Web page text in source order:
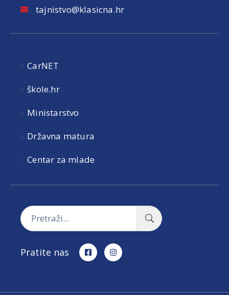
tajnistvo@klasicna.hr
CarNET
škole.hr
Ministarstvo
Državna matura
Centar za mlade
Pratite nas